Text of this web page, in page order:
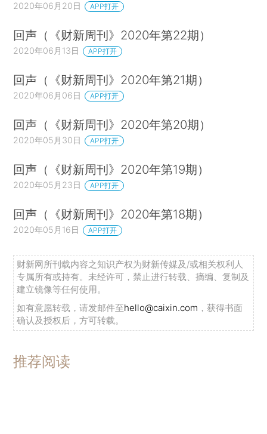
2020年06月20日 APP打开
回声（《财新周刊》2020年第22期）
2020年06月13日 APP打开
回声（《财新周刊》2020年第21期）
2020年06月06日 APP打开
回声（《财新周刊》2020年第20期）
2020年05月30日 APP打开
回声（《财新周刊》2020年第19期）
2020年05月23日 APP打开
回声（《财新周刊》2020年第18期）
2020年05月16日 APP打开
财新网所刊载内容之知识产权为财新传媒及/或相关权利人
专属所有或持有。未经许可，禁止进行转载、摘编、复制及
建立镜像等任何使用。
如有意愿转载，请发邮件至hello@caixin.com ，获得书面
确认及授权后，方可转载。
推荐阅读